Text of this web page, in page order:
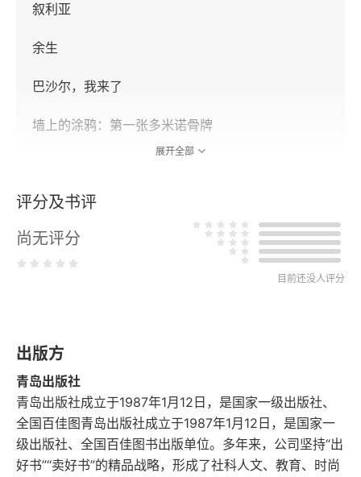
叙利亚
余生
巴沙尔，我来了
墙上的涂鸦：第一张多米诺骨牌
脚本早已写定
埃及攻略，已为您定制
红灯不停车的国家
有一种生活叫水烟
你不知道的金字塔
动荡背后的见证者：解放广场
展开全部
评分及书评
尚无评分
目前还没人评分
出版方
青岛出版社
青岛出版社成立于1987年1月12日，是国家一级出版社、
全国百佳图青岛出版社成立于1987年1月12日，是国家一
级出版社、全国百佳图书出版单位。多年来，公司坚持“出
好书”“卖好书”的精品战略，形成了社科人文、教育、时尚